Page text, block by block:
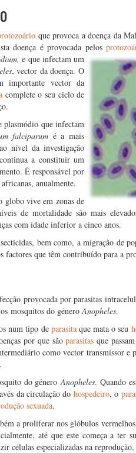
que provoca a doença da
doença é provocada pelos
, e que infectam um
, vector da doença. O
importante vector da
complete o seu ciclo de
plasmódio que infectam
falciparum é a mais
nível da investigação
a constituir um
É responsável por
anualmente.
globo vive em zonas de
de mortalidade são mais
com idade inferior a cinco anos.
bem como, a migração de
factores que têm contribuído para a
provocada por parasitas
mosquitos do géneroAnopheles.
num tipo de parasitaque mata o seu
por que sãoparasitas que
como vector transmissor e
do géneroAnopheles. Quando
da circulação do hospedeiro, o
sexuada.
a proliferar nos glóbulos
até que este começa a ter
células especializadas na